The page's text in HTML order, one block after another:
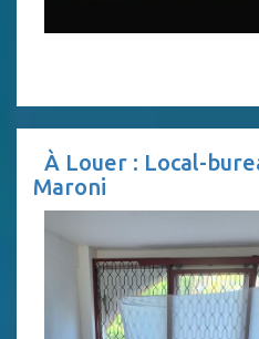
À Louer : Local-
Maroni